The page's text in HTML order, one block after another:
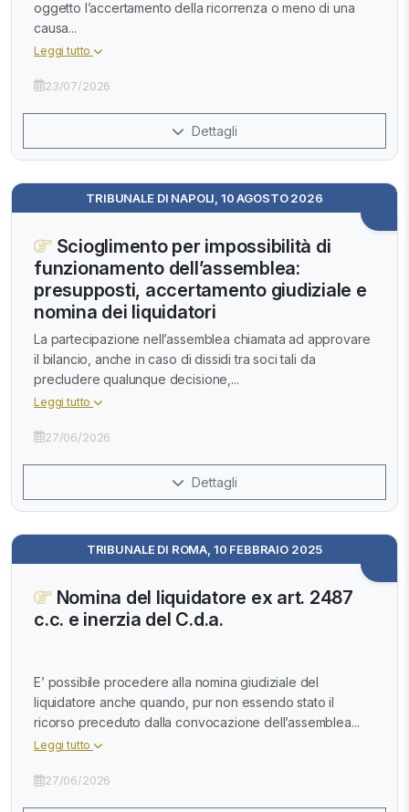
oggetto l’accertamento della ricorrenza o meno di una
causa...
Leggi tutto
23/07/2026
Dettagli
TRIBUNALE DI NAPOLI, 10 AGOSTO 2026
Scioglimento per impossibilità di
funzionamento dell’assemblea:
presupposti, accertamento giudiziale e
nomina dei liquidatori
La partecipazione nell’assemblea chiamata ad approvare
il bilancio, anche in caso di dissidi tra soci tali da
precludere qualunque decisione,...
Leggi tutto
27/06/2026
Dettagli
TRIBUNALE DI ROMA, 10 FEBBRAIO 2025
Nomina del liquidatore ex art. 2487
c.c. e inerzia del C.d.a.
E’ possibile procedere alla nomina giudiziale del
liquidatore anche quando, pur non essendo stato il
ricorso preceduto dalla convocazione dell’assemblea...
Leggi tutto
27/06/2026